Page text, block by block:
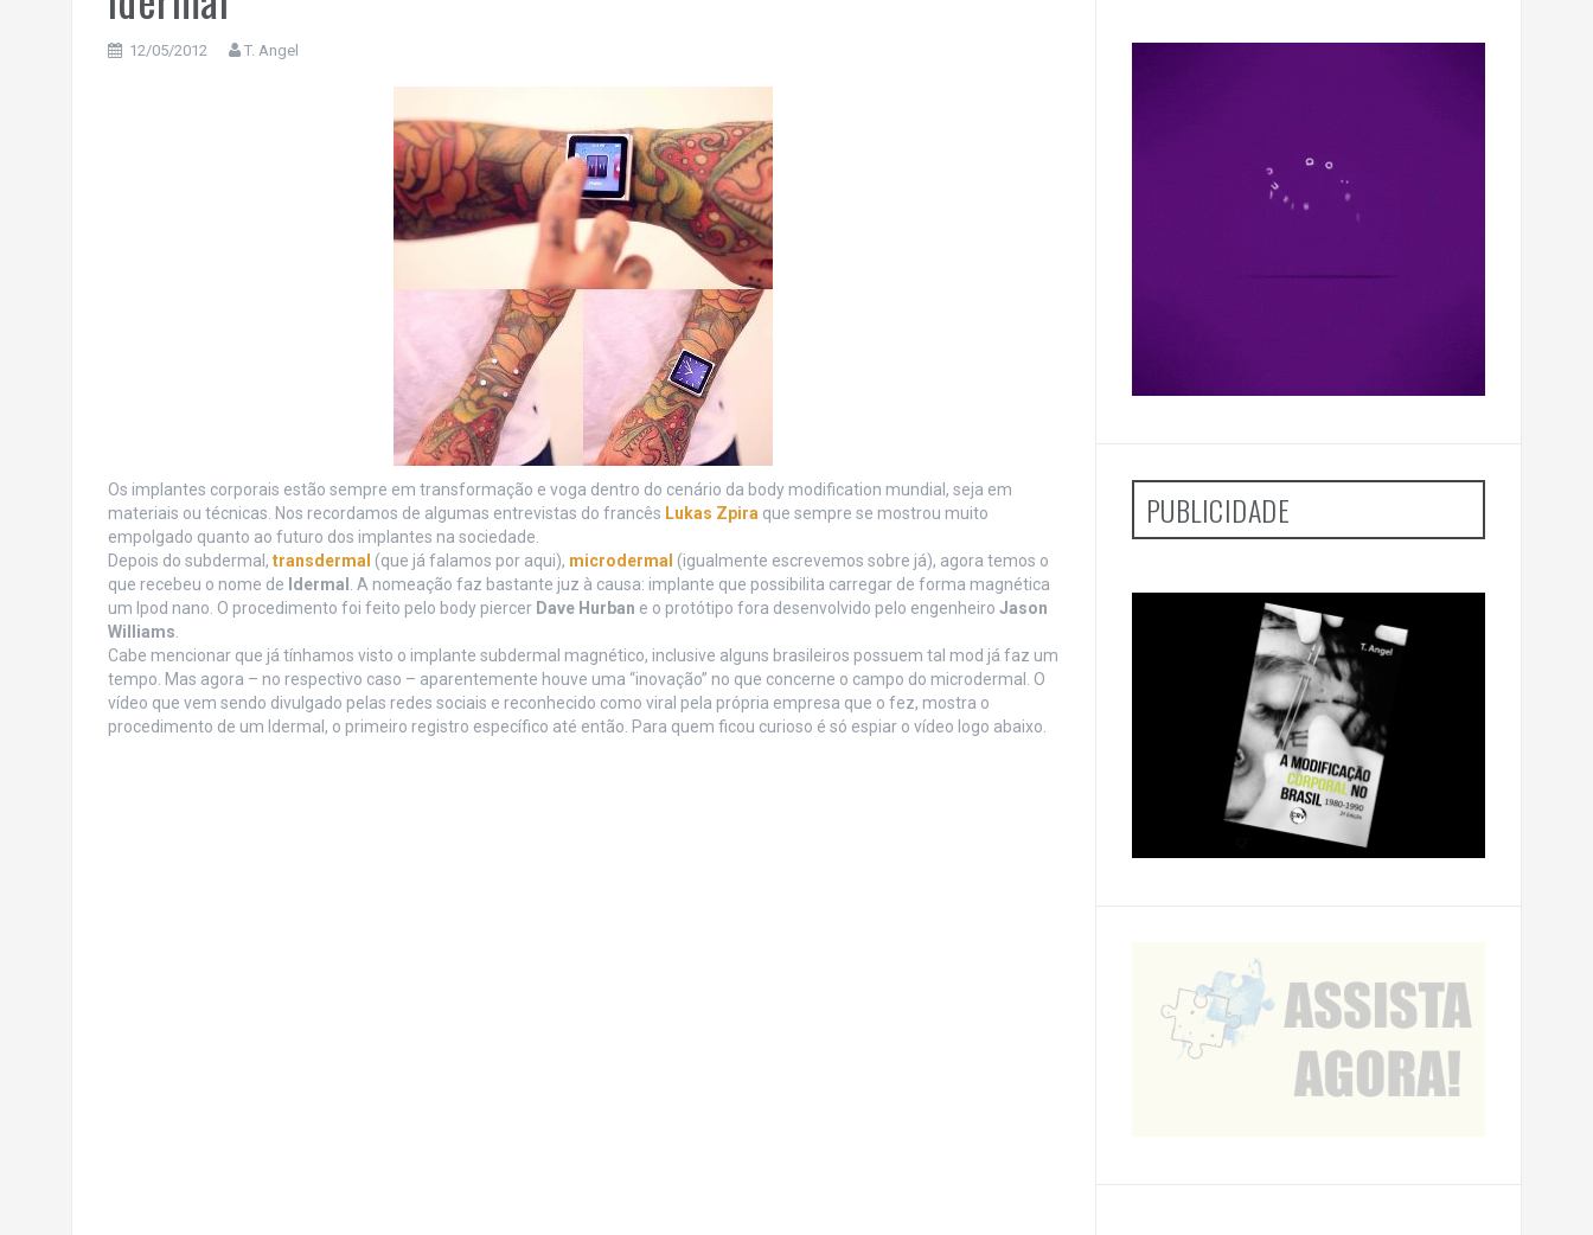
12/05/2012 T. Angel
Os implantes corporais estão sempre em transformação e voga dentro do cenário da body modification mundial, seja em
materiais ou técnicas. Nos recordamos de algumas entrevistas do francês Lukas Zpira que sempre se mostrou muito
empolgado quanto ao futuro dos implantes na sociedade.
Depois do subdermal, transdermal (que já falamos por aqui), microdermal (igualmente escrevemos sobre já), agora temos o
que recebeu o nome de Idermal
. A nomeação faz bastante juz à causa: implante que possibilita carregar de forma magnética
um Ipod nano. O procedimento foi feito pelo body piercer Dave Hurban e o protótipo fora desenvolvido pelo engenheiro Jason
Williams
Cabe mencionar que já tínhamos visto o implante subdermal magnético, inclusive alguns brasileiros possuem tal mod já faz um
tempo. Mas agora – no respectivo caso – aparentemente houve uma “inovação” no que concerne o campo do microdermal. O
vídeo que vem sendo divulgado pelas redes sociais e reconhecido como viral pela própria empresa que o fez, mostra o
procedimento de um Idermal, o primeiro registro específico até então. Para quem ficou curioso é só espiar o vídeo logo abaixo.
PUBLICIDADE